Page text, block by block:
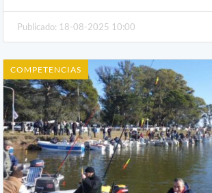
Publicado: 18-08-2025 10:00
COMPETENCIAS